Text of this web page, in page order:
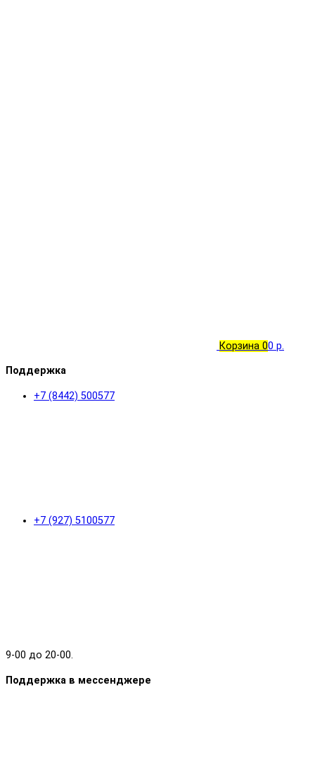
Корзина 00 р.
Поддержка
+7 (8442) 500577
+7 (927) 5100577
9-00 до 20-00.
Поддержка в мессенджере